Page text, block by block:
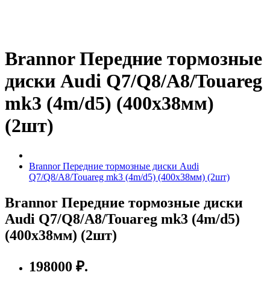
Brannor Передние тормозные
диски Audi Q7/Q8/A8/Touareg
mk3 (4m/d5) (400x38мм)
(2шт)
Brannor Передние тормозные диски Audi
Q7/Q8/A8/Touareg mk3 (4m/d5) (400x38мм) (2шт)
Brannor Передние тормозные диски
Audi Q7/Q8/A8/Touareg mk3 (4m/d5)
(400x38мм) (2шт)
198000 ₽.